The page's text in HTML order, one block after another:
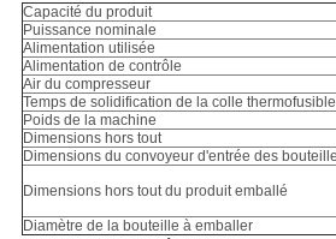
Capacité du produit
Puissance nominale
Alimentation utilisée
Alimentation de contrôle
Air du compresseur
Temps de solidification de la colle thermofusible
Poids de la machine
Dimensions hors tout
Dimensions du convoyeur d'entrée des
Dimensions hors tout du produit emballé
Diamètre de la bouteille à emballer